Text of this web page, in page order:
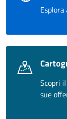
Scopri
sue